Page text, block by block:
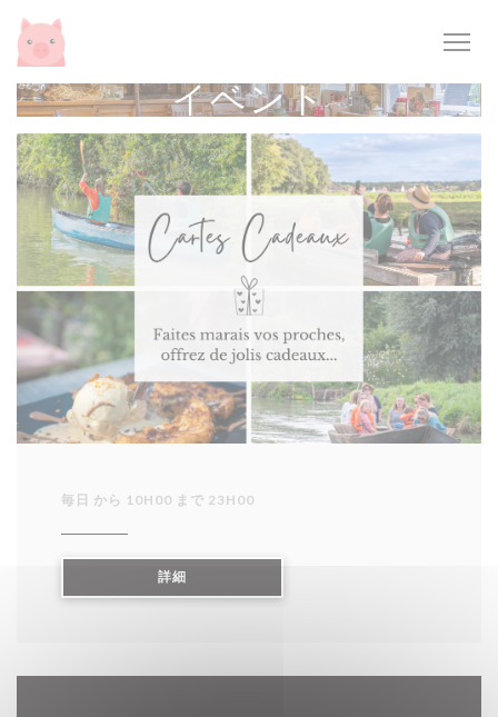
クッキー利用の管理について
イベント
毎日 から 10H00 まで 23H00
詳細((新しいウィンドウで開きます))